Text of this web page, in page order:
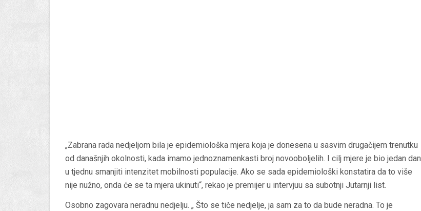
„Zabrana rada nedjeljom bila je epidemiološka mjera koja je donesena u sasvim drugačijem trenutku
od današnjih okolnosti, kada imamo jednoznamenkasti broj novooboljelih. I cilj mjere je bio jedan dan
u tjednu smanjiti intenzitet mobilnosti populacije. Ako se sada epidemiološki konstatira da to više
nije nužno, onda će se ta mjera ukinuti“, rekao je premijer u intervjuu sa subotnji Jutarnji list.
Osobno zagovara neradnu nedjelju. „ Što se tiče nedjelje, ja sam za to da bude neradna. To je